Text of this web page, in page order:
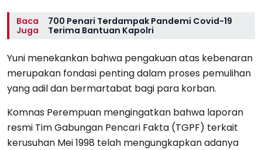
Baca
Juga
700 Penari Terdampak Pandemi Covid-19
Terima Bantuan Kapolri
Yuni menekankan bahwa pengakuan atas kebenaran
merupakan fondasi penting dalam proses pemulihan
yang adil dan bermartabat bagi para korban.
Komnas Perempuan mengingatkan bahwa laporan
resmi Tim Gabungan Pencari Fakta (TGPF) terkait
kerusuhan Mei 1998 telah mengungkapkan adanya